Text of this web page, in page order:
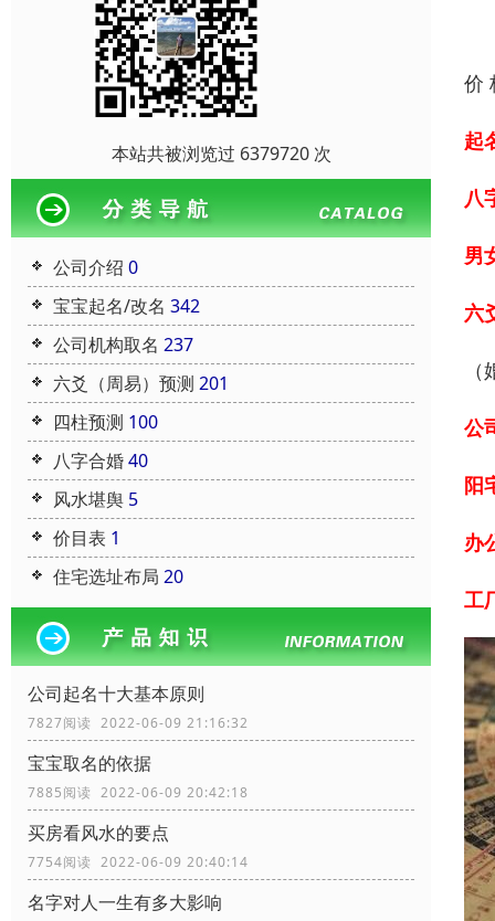
本站共被浏览过 6379720 次
公司介绍 0
宝宝起名/改名 342
公司机构取名 237
六爻（周易）预测 201
四柱预测 100
八字合婚40
风水堪舆 5
价目表 1
住宅选址布局 20
公司起名十大基本原则
7827阅读 2022-06-09 21:16:32
宝宝取名的依据
7885阅读 2022-06-09 20:42:18
买房看风水的要点
7754阅读 2022-06-09 20:40:14
名字对人一生有多大影响
价
起
八
男
六
公
阳
办
工